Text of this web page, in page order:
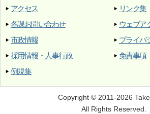
アクセス
各課お問い合わせ
市政情報
採用情報・人事行政
例規集
リンク集
ウェブア
プライバ
免責事項
Copyright © 2011-2026
All Rights Reserved.